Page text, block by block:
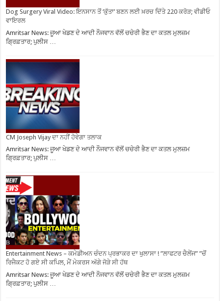
Dog Surgery Viral Video: ਇਨਸਾਨ ਤੋਂ ‘ਕੁੱਤਾ’ ਬਣਨ ਲਈ ਖ਼ਰਚ ਦਿੱਤੇ 220 ਕਰੋੜ; ਵੀਡੀਓ
ਵਾਇਰਲ
Amritsar News: ਜੂਆ ਖੇਡਣ ਦੇ ਆਦੀ ਨੌਜਵਾਨ ਵੱਲੋਂ ਚਚੇਰੀ ਭੈਣ ਦਾ ਕਤਲ ਮੁਲਜ਼ਮ
ਗ੍ਰਿਫ਼ਤਾਰ; ਪੁਲੀਸ …
CM Joseph Vijay ਦਾ ਨਹੀਂ ਹੋਵੇਗਾ ਤਲਾਕ
Amritsar News: ਜੂਆ ਖੇਡਣ ਦੇ ਆਦੀ ਨੌਜਵਾਨ ਵੱਲੋਂ ਚਚੇਰੀ ਭੈਣ ਦਾ ਕਤਲ ਮੁਲਜ਼ਮ
ਗ੍ਰਿਫ਼ਤਾਰ; ਪੁਲੀਸ …
Entertainment News – ਕਮੇਡੀਅਨ ਚੰਦਨ ਪ੍ਰਭਾਕਰ ਦਾ ਖੁਲਾਸਾ ! ”ਲਾਫਟਰ ਚੈਲੇਂਜ” ”ਚੋਂ
ਰਿਜੈਕਟ ਹੋ ਗਏ ਸੀ ਕਪਿਲ, ਮੈਂ ਮੇਕਰਸ ਅੱਗੇ ਜੋੜੇ ਸੀ ਹੱਥ
Amritsar News: ਜੂਆ ਖੇਡਣ ਦੇ ਆਦੀ ਨੌਜਵਾਨ ਵੱਲੋਂ ਚਚੇਰੀ ਭੈਣ ਦਾ ਕਤਲ ਮੁਲਜ਼ਮ
ਗ੍ਰਿਫ਼ਤਾਰ; ਪੁਲੀਸ …